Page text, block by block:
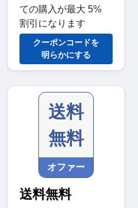
ての購入が最大 5%
割引になります
クーポンコードを
明らかにする
送料
無料
オファー
送料無料